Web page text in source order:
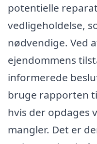
potentielle
vedligeholdelse,
nødvendige. Ved
ejendommens
informerede
bruge rapporten
hvis der opdages
mangler. Det er